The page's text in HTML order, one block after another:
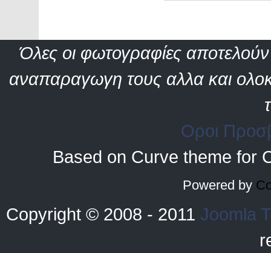
Όλες οι φωτογραφίες αποτελούν
αναπαραγωγη τους αλλα και
Οροι
Based on Curve theme for
Powered by
Copyright © 2008 - 2011 Joomla